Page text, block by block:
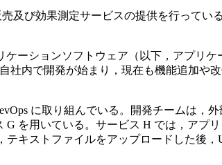
及び効果測定サービスの提供を行ってい
ーションソフトウェア（以下，アプリ
社内で開発が始まり，現在も機能追加や
に取り組んでいる。開発チームは，
を用いている。サービス H では，アプ
キストファイルをアップロードした後